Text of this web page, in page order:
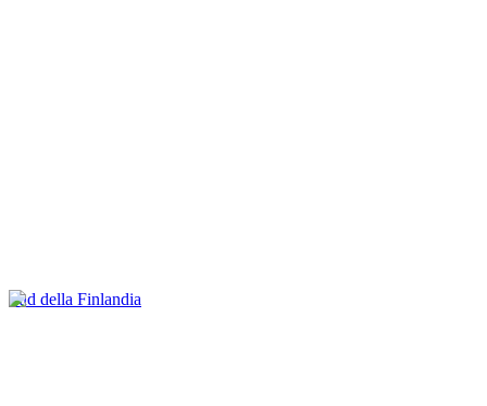
Sud della Finlandia